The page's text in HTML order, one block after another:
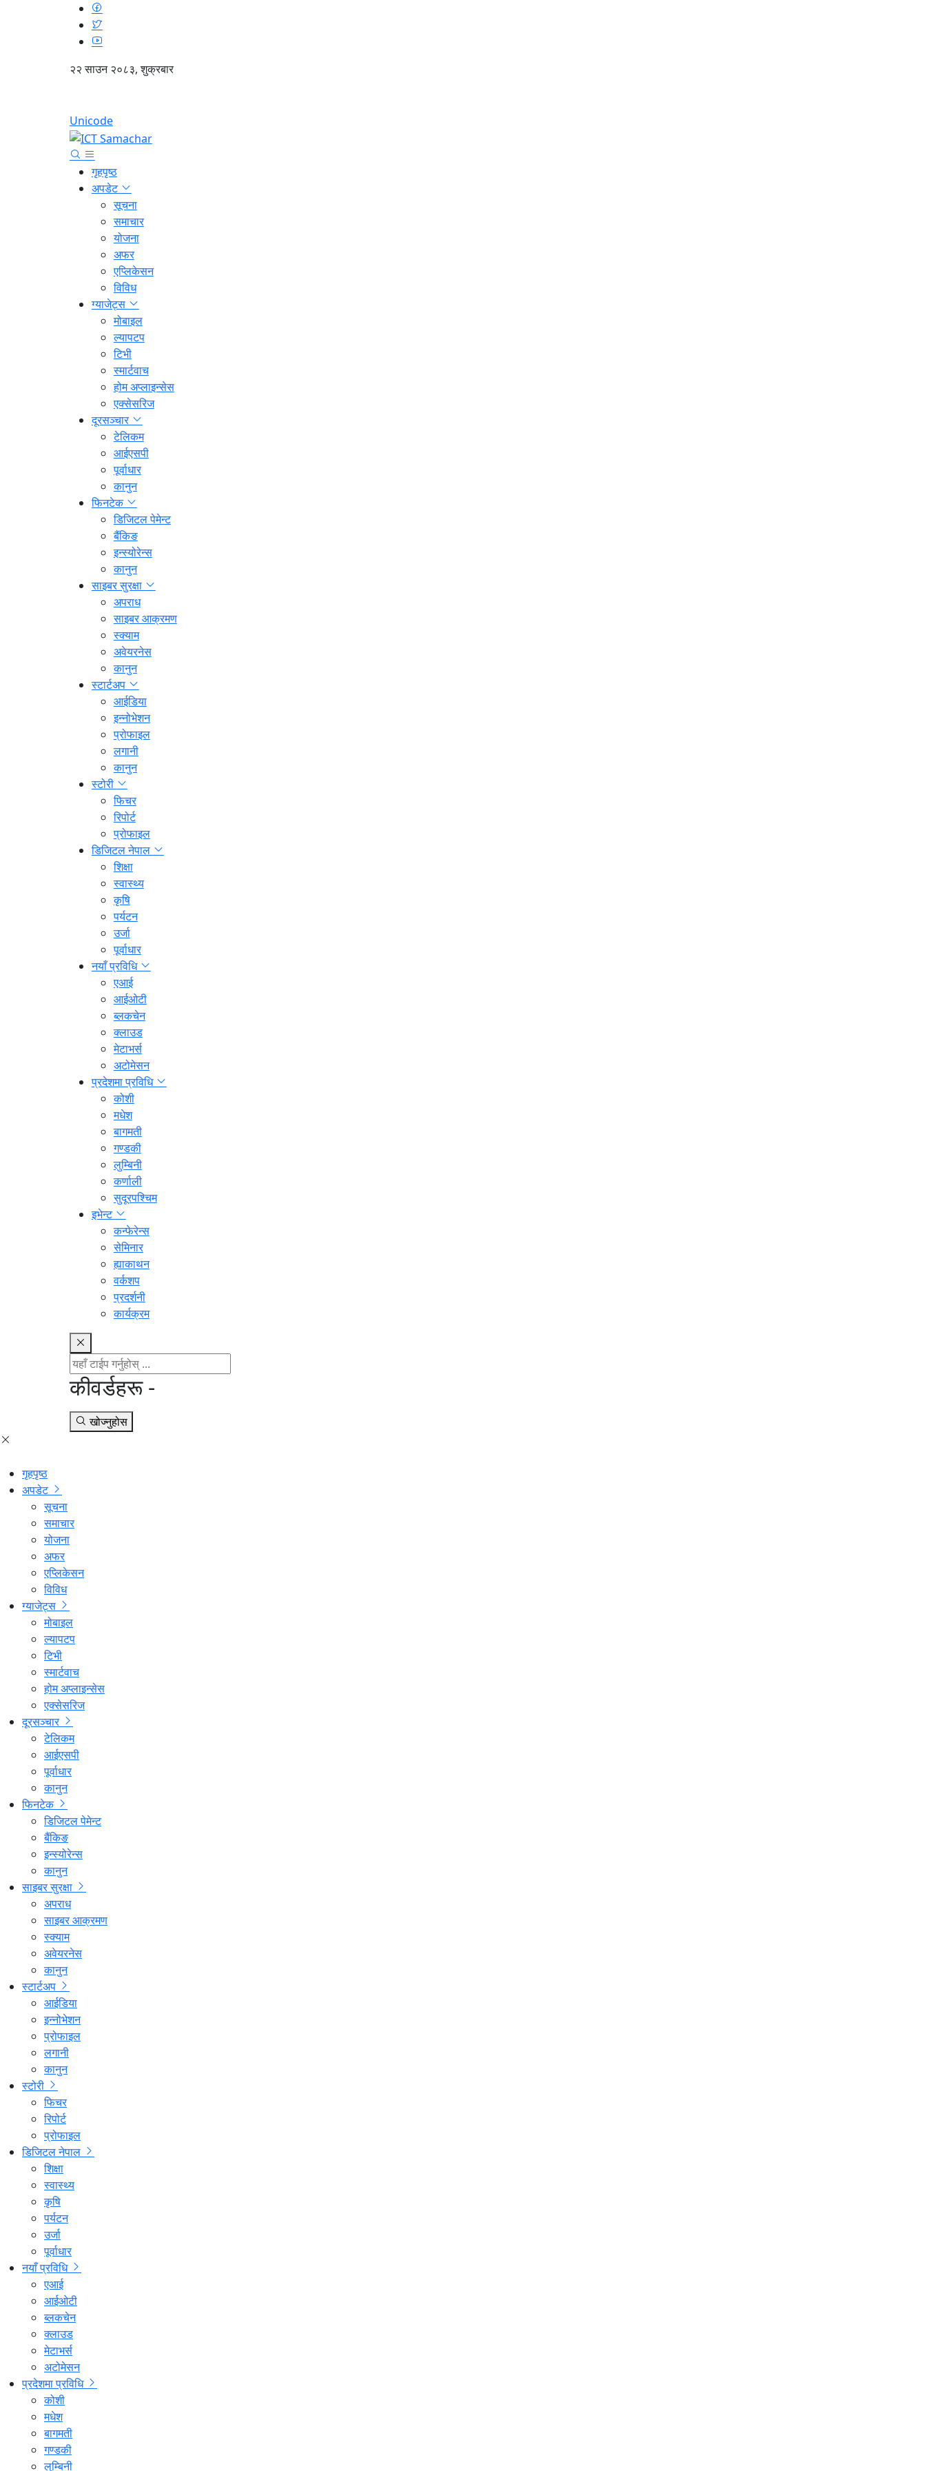
२२ साउन २०८३, शुक्रबार
Unicode
गृहपृष्ठ
अपडेट
सूचना
समाचार
योजना
अफर
एप्लिकेसन
विविध
ग्याजेट्स
मोबाइल
ल्यापटप
टिभी
स्मार्टवाच
होम अप्लाइन्सेस
एक्सेसरिज
दूरसञ्चार
टेलिकम
आईएसपी
पूर्वाधार
कानुन
फिनटेक
डिजिटल पेमेन्ट
बैंकिङ
इन्स्योरेन्स
कानुन
साइबर सुरक्षा
अपराध
साइबर आक्रमण
स्क्याम
अवेयरनेस
कानुन
स्टार्टअप
आईडिया
इन्नोभेशन
प्रोफाइल
लगानी
कानुन
स्टोरी
फिचर
रिपोर्ट
प्रोफाइल
डिजिटल नेपाल
शिक्षा
स्वास्थ्य
कृषि
पर्यटन
उर्जा
पूर्वाधार
नयाँ प्रविधि
एआई
आईओटी
ब्लकचेन
क्लाउड
मेटाभर्स
अटोमेसन
प्रदेशमा प्रविधि
कोशी
मधेश
बागमती
गण्डकी
लुम्बिनी
कर्णाली
सुदूरपश्चिम
इभेन्ट
कन्फेरेन्स
सेमिनार
ह्याकाथन
वर्कशप
प्रदर्शनी
कार्यक्रम
कीवर्डहरू -
खोज्नुहोस
गृहपृष्ठ
अपडेट
सूचना
समाचार
योजना
अफर
एप्लिकेसन
विविध
ग्याजेट्स
मोबाइल
ल्यापटप
टिभी
स्मार्टवाच
होम अप्लाइन्सेस
एक्सेसरिज
दूरसञ्चार
टेलिकम
आईएसपी
पूर्वाधार
कानुन
फिनटेक
डिजिटल पेमेन्ट
बैंकिङ
इन्स्योरेन्स
कानुन
साइबर सुरक्षा
अपराध
साइबर आक्रमण
स्क्याम
अवेयरनेस
कानुन
स्टार्टअप
आईडिया
इन्नोभेशन
प्रोफाइल
लगानी
कानुन
स्टोरी
फिचर
रिपोर्ट
प्रोफाइल
डिजिटल नेपाल
शिक्षा
स्वास्थ्य
कृषि
पर्यटन
उर्जा
पूर्वाधार
नयाँ प्रविधि
एआई
आईओटी
ब्लकचेन
क्लाउड
मेटाभर्स
अटोमेसन
प्रदेशमा प्रविधि
कोशी
मधेश
बागमती
गण्डकी
लुम्बिनी